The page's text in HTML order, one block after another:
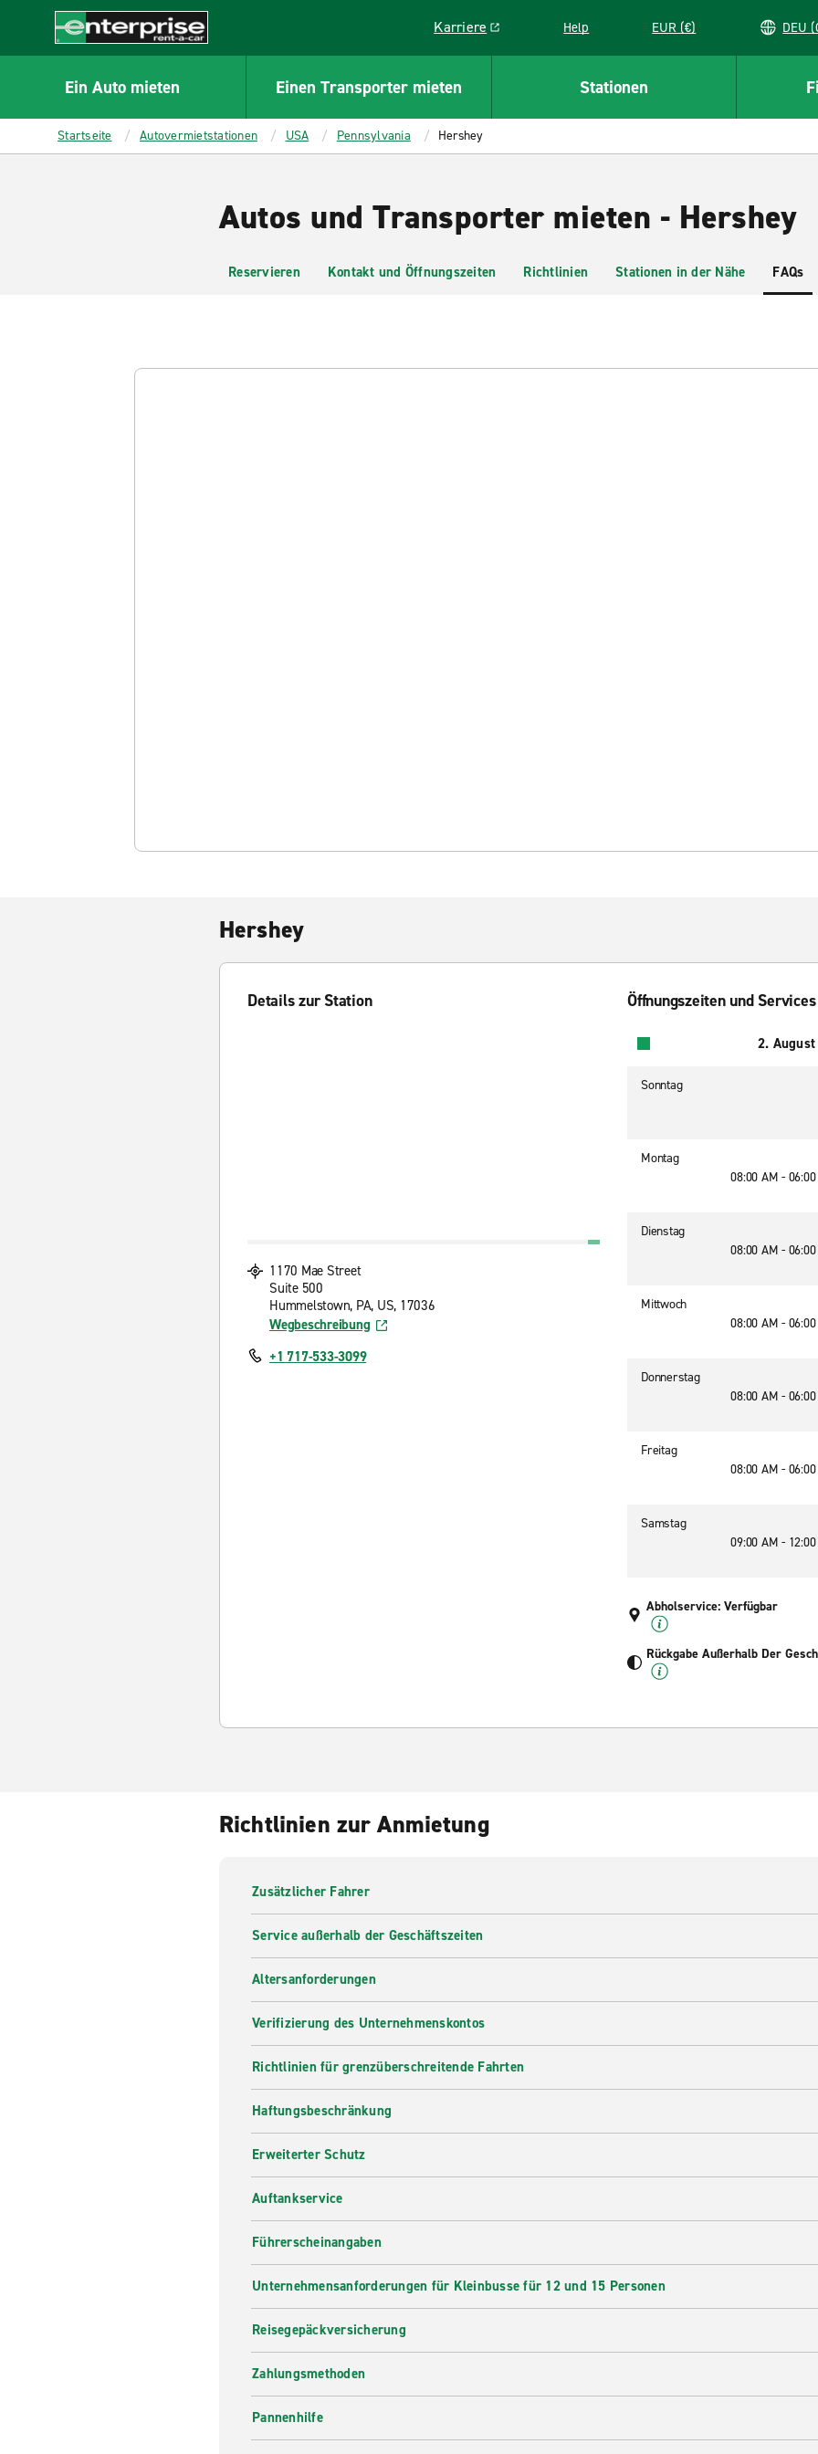
CONTENT
Enterprise
Karriere
Link opens in a new window
Help EUR (€)
Ein Auto mieten Einen Transporter mieten Stationen
Startseite Autovermietstationen USA Pennsylvania Hershey
Autos und Transporter mieten - Hershey
Reservieren Kontakt und Öffnungszeiten Richtlinien Stationen in der Nähe FAQs
Hershey
Details zur Station
1170 Mae Street
Suite 500
Hummelstown, PA, US, 17036
Wegbeschreibung
+1 717-533-3099
Öffnungszeiten und Services
2.
Sonntag
Montag
08:00 AM -
Dienstag
08:00 AM -
Mittwoch
08:00 AM -
Donnerstag
08:00 AM -
Freitag
08:00 AM -
Samstag
09:00 AM -
Abholservice: Verfügbar
Rückgabe Außerhalb Der
Richtlinien zur Anmietung
Zusätzlicher Fahrer
Service außerhalb der Geschäftszeiten
Altersanforderungen
Verifizierung des Unternehmenskontos
Richtlinien für grenzüberschreitende Fahrten
Haftungsbeschränkung
Erweiterter Schutz
Auftankservice
Führerscheinangaben
Unternehmensanforderungen für Kleinbusse für 12 und 15 Personen
Reisegepäckversicherung
Zahlungsmethoden
Pannenhilfe